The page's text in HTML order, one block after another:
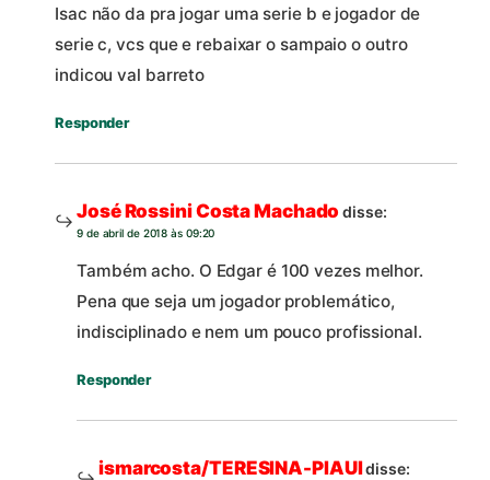
Isac não da pra jogar uma serie b e jogador de
serie c, vcs que e rebaixar o sampaio o outro
indicou val barreto
Responder
José Rossini Costa Machado disse:
9 de abril de 2018 às 09:20
Também acho. O Edgar é 100 vezes melhor.
Pena que seja um jogador problemático,
indisciplinado e nem um pouco profissional.
Responder
ismarcosta/TERESINA-PIAUIdisse: